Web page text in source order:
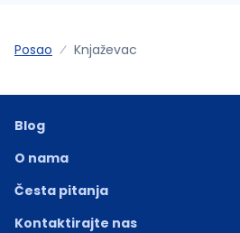
Posao Knjaževac
Blog
O nama
Česta pitanja
Kontaktirajte nas